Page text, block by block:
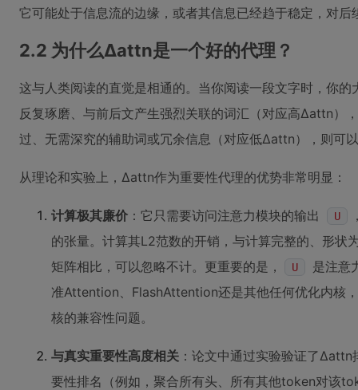
它可能处于信息流的边缘，或者其信息已经趋于稳定，对后
2.2 为什么Δattn是一个好的代理？
这与人类阅读的直觉是相通的。当你阅读一段文字时，你
反复琢磨、与前后文产生强烈关联的词汇（对应高Δattn）
过、无需深究的辅助词或冗余信息（对应低Δattn），则可
从理论和实验上，Δattn作为重要性代理的优势非常明显：
计算极其廉价 ：它只需要访问注意力模块的输出 U
的张量。计算其L2范数的开销，与计算完整的、形状
矩阵相比，可以忽略不计。更重要的是，
U
是注意
准Attention、FlashAttention还是其他任何优化内核
核的兼容性问题。
与真实重要性高度相关 ：论文中通过实验验证了Δattn
要性排名（例如，聚合所有头、所有其他token对该